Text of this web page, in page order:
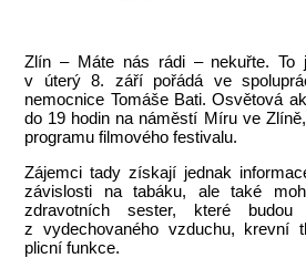
Zlín – Máte nás rádi – nekuřte. To
v úterý 8. září pořádá ve
nemocnice Tomáše Bati. Osvětová
do 19 hodin na náměstí Míru ve
programu filmového festivalu.
Zájemci tady získají jednak
závislosti na tabáku, ale také
zdravotních sester, které
z vydechovaného vzduchu, krevní
plicní funkce.